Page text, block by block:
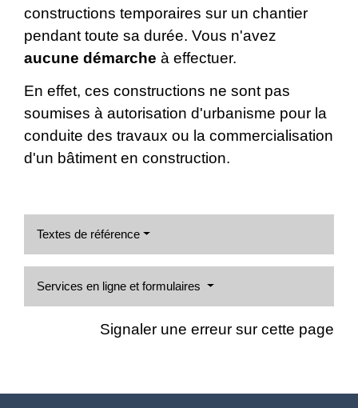
constructions temporaires sur un chantier
pendant toute sa durée. Vous n'avez
aucune démarche à effectuer.
En effet, ces constructions ne sont pas
soumises à autorisation d'urbanisme pour la
conduite des travaux ou la commercialisation
d'un bâtiment en construction.
Textes de référence
Services en ligne et formulaires
Signaler une erreur sur cette page